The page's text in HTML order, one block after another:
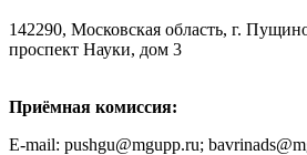
142290, Московская область, г.
проспект Науки, дом 3
Приёмная комиссия:
E-mail: pushgu@mgupp.ru;